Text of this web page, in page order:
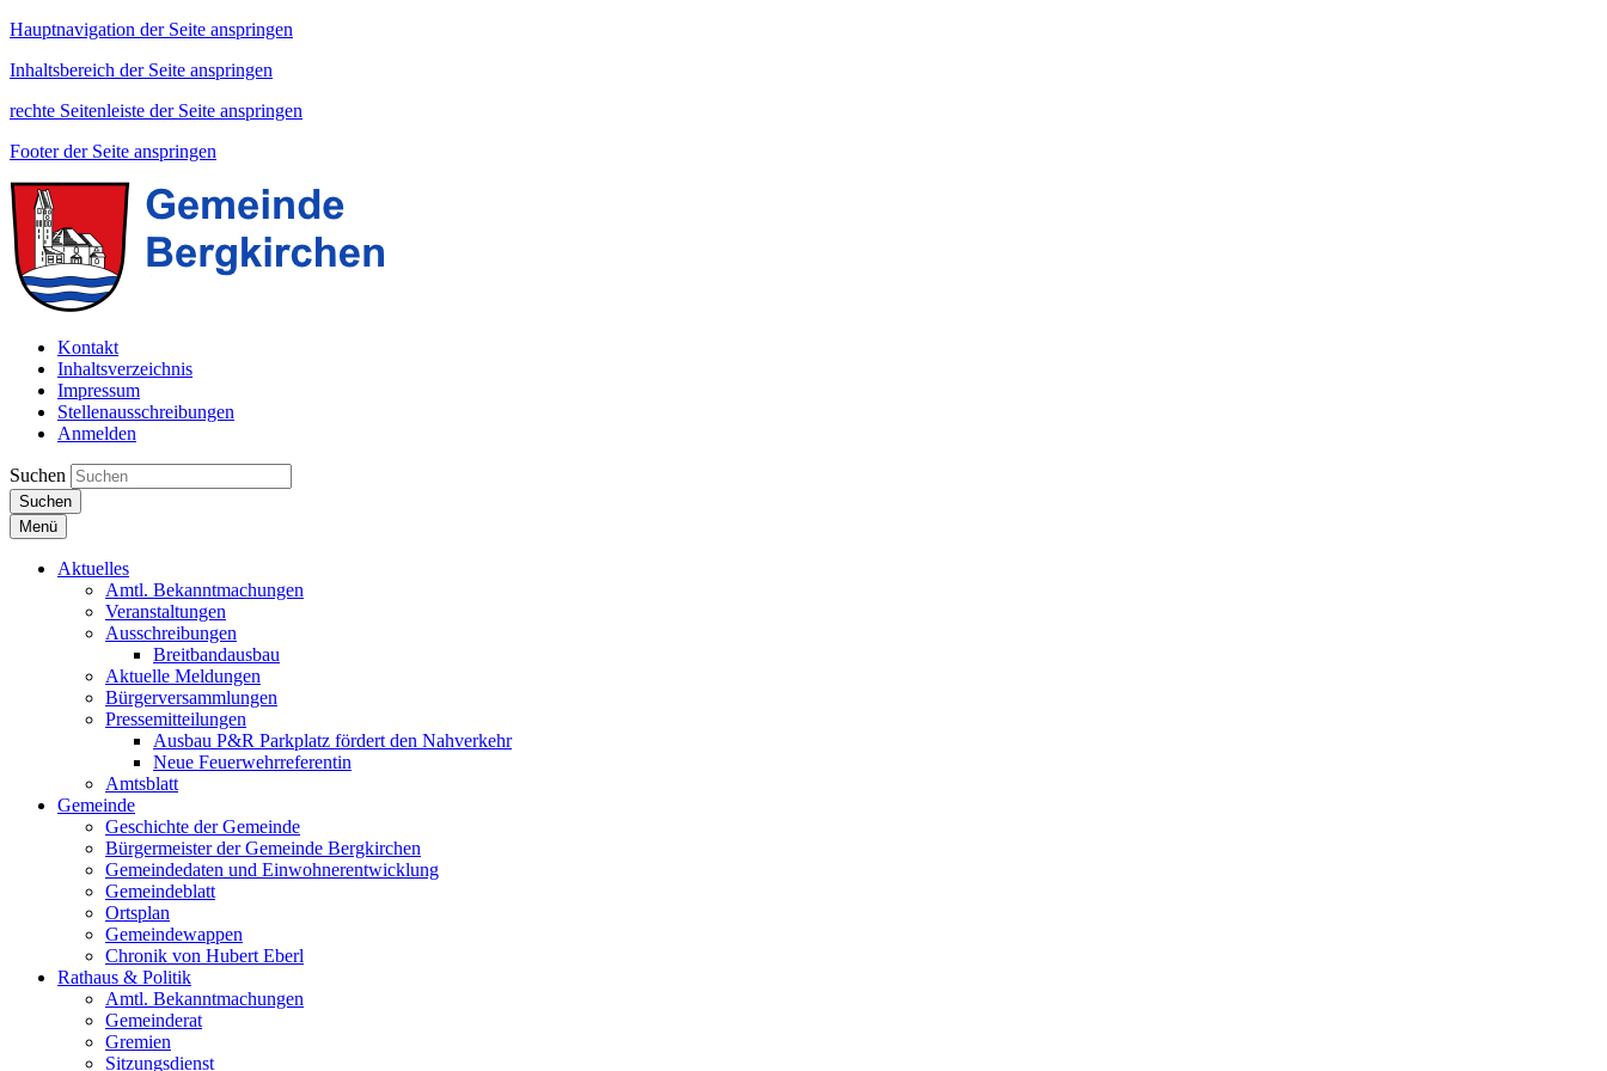
Hauptnavigation der Seite anspringen
Inhaltsbereich der Seite anspringen
rechte Seitenleiste der Seite anspringen
Footer der Seite anspringen
Kontakt
Inhaltsverzeichnis
Impressum
Stellenausschreibungen
Anmelden
Suchen
Suchen
Menü
Aktuelles
Amtl. Bekanntmachungen
Veranstaltungen
Ausschreibungen
Breitbandausbau
Aktuelle Meldungen
Bürgerversammlungen
Pressemitteilungen
Ausbau P&R Parkplatz fördert den Nahverkehr
Neue Feuerwehrreferentin
Amtsblatt
Gemeinde
Geschichte der Gemeinde
Bürgermeister der Gemeinde Bergkirchen
Gemeindedaten und Einwohnerentwicklung
Gemeindeblatt
Ortsplan
Gemeindewappen
Chronik von Hubert Eberl
Rathaus & Politik
Amtl. Bekanntmachungen
Gemeinderat
Gremien
Sitzungsdienst